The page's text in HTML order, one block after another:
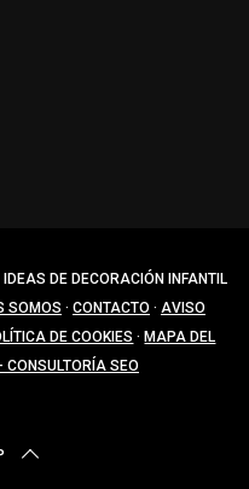
IDEAS DE DECORACIÓN INFANTIL
SOMOS · CONTACTO · AVISO
DE COOKIES · MAPA DEL
SEO